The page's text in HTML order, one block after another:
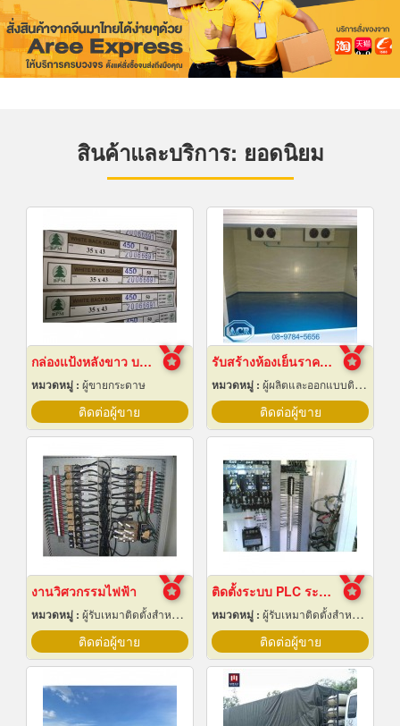
สินค้าและบริการ: ยอดนิยม
กล่องแป้งหลังขาว บางเลนเกรดA(BL-Aหลังขาว)
หมวดหมู่ : ผู้ขายกระดาษ
ติดต่อผู้ขาย
รับสร้างห้องเย็นราคาถูก
หมวดหมู่ : ผู้ผลิตและออกแบบติดตั้งห้องเย็น
ติดต่อผู้ขาย
งานวิศวกรรมไฟฟ้า
หมวดหมู่ : ผู้รับเหมาติดตั้งสำหรับบ้านและโรงงานไฟฟ้า
ติดต่อผู้ขาย
ติดตั้งระบบ PLC ระยอง
หมวดหมู่ : ผู้รับเหมาติดตั้งสำหรับบ้านและโรงงานไฟฟ้า
ติดต่อผู้ขาย